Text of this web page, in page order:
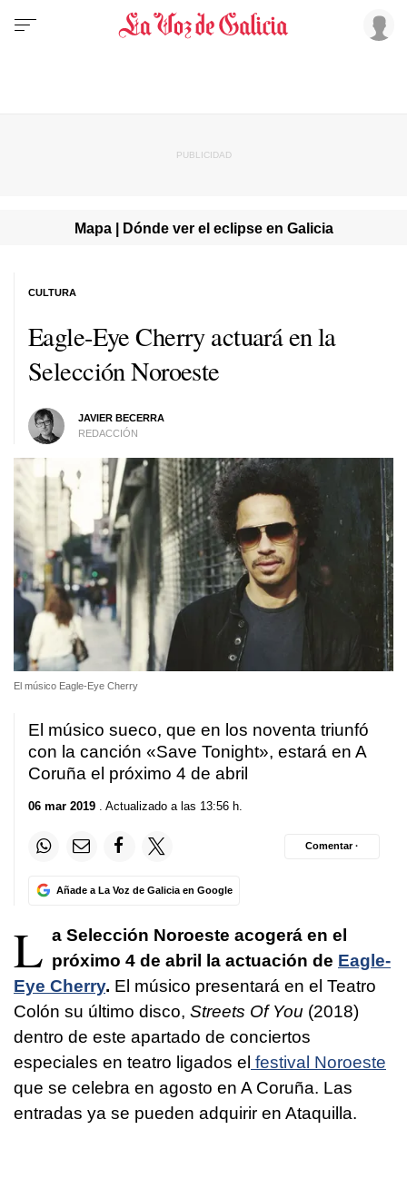
Mapa | Dónde ver el eclipse en Galicia
Eagle-Eye Cherry actuará en la
Selección Noroeste
JAVIER BECERRA
REDACCIÓN
CULTURA
El músico Eagle-Eye Cherry
El músico sueco, que en los noventa triunfó
con la canción «Save Tonight», estará en A
Coruña el próximo 4 de abril
06 mar 2019 . Actualizado a las 13:56 h.
Añade a La Voz de Galicia en Google
Comentar ·
L a Selección Noroeste acogerá en el
próximo 4 de abril la actuación de Eagle-
Eye Cherry. El músico presentará en el Teatro
Colón su último disco, Streets Of You (2018)
dentro de este apartado de conciertos
especiales en teatro ligados el festival Noroeste
que se celebra en agosto en A Coruña. Las
entradas ya se pueden adquirir en Ataquilla.